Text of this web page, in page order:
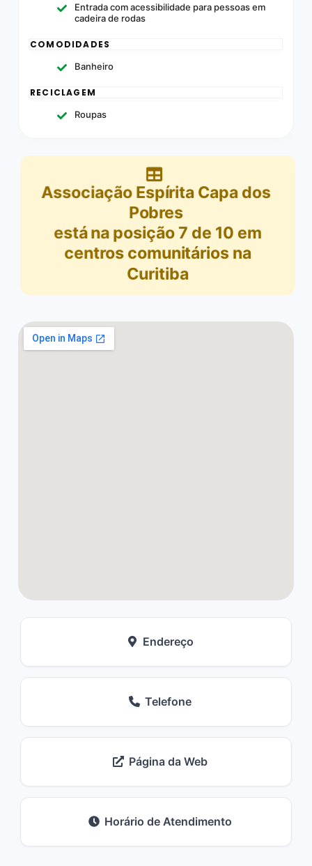
Entrada com acessibilidade para pessoas em
cadeira de rodas
COMODIDADES
Banheiro
RECICLAGEM
Roupas
Associação Espírita Capa dos
Pobres
está na posição7 de 10 em
centros comunitários na
Curitiba
Endereço
Telefone
Página da Web
Horário de Atendimento